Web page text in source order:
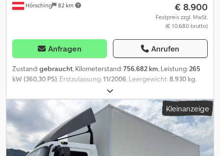
Hörsching 82 km € 8.900
Festpreis zzgl. MwSt.
(€ 10.680 brutto)
Anfragen Anrufen
Zustand:gebraucht, Kilometerstand:756.682 km, Leistung:265
kW (360,30 PS), Erstzulassung:11/2006, Leergewicht:8.930 kg,
8.995 kg, Gesamtgewicht:
Reifengröße:315/80/R22.5, Achsen-Konfiguration:3 Achsen,
nächste Prüfung (TÜV):11/2025, Bremsen:Motorbremsung,
Fahrerkabine:
Schlafkabine, Getriebetyp:Automatisch,
Emissionsklasse: Euro5, Federung:
, Anzahl der
Sitzplätze:2, Laderaumlänge: , Laderaumbreite:2.480
mm, Laderaumhöhe:2.500 mm 315/80/R22.5,
Kleinanzeige